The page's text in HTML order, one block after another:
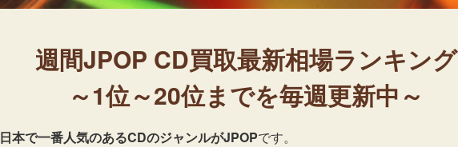
週間JPOP CD買取最新相場ランキング
～1位～20位までを毎週更新中～
日本で一番人気のあるCDのジャンルがJPOPです。